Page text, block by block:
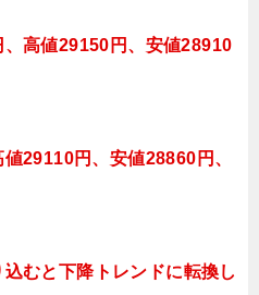
高値29150円、安値28910
29110円、 安値28860円、
むと下降トレンドに転換し